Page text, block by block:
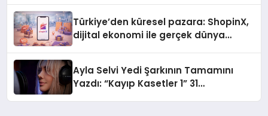
Türkiye’den küresel pazara: ShopinX,
dijital ekonomi ile gerçek dünya
Ayla Selvi Yedi Şarkının Tamamını
Yazdı: “Kayıp Kasetler 1” 31